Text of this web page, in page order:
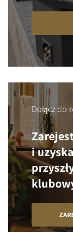
Dołącz do
i